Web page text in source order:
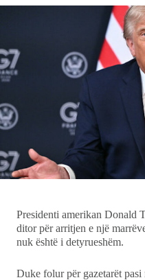
Pikëpamje
Showbiz
Ekonomi
Teknologji
Udhëtime
DuVideo
Presidenti amerikan Donald
ditor për arritjen e një
nuk është i detyrueshëm.
Duke folur për gazetarët